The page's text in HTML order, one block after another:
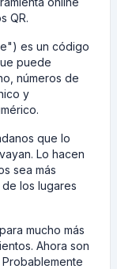
QR.
es un código
puede
números de
y
que lo
Lo hacen
sea más
los lugares
mucho más
Ahora son